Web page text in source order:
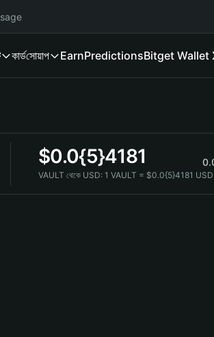
কার্ডসোয়াপ EarnPredictionsBitget Wallet
$0.0{5}4181
VAULT থেকে USD: 1 VAULT = $0.0{5}4181 USD